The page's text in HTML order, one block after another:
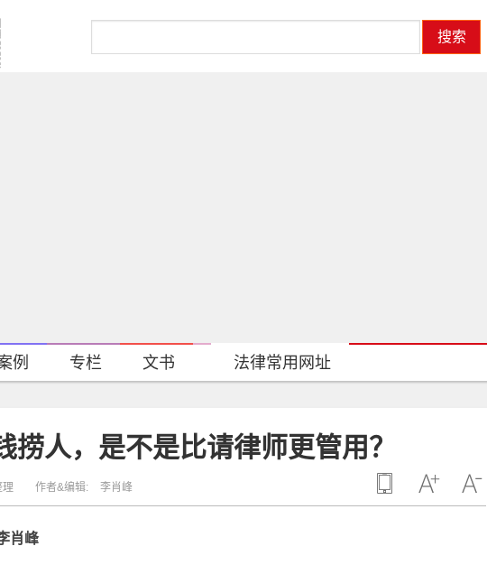
搜索
例 专栏 文书 法律常用网址
捞人，是不是比请律师更管用？
理 作者&编辑: 李肖峰
肖峰